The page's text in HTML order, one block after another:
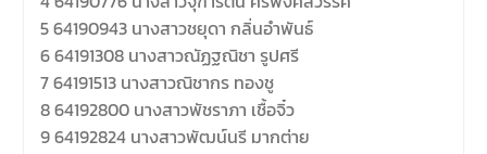
5 64190943 นางสาวชยุดา กลิ่นอำพันธ์
6 64191308 นางสาวณัฏฐณิชา รูปศรี
7 64191513 นางสาวณิชากร ทองชู
8 64192800 นางสาวพัชราภา เชื้อจิ๋ว
9 64192824 นางสาวพัฒน์นรี มากต่าย